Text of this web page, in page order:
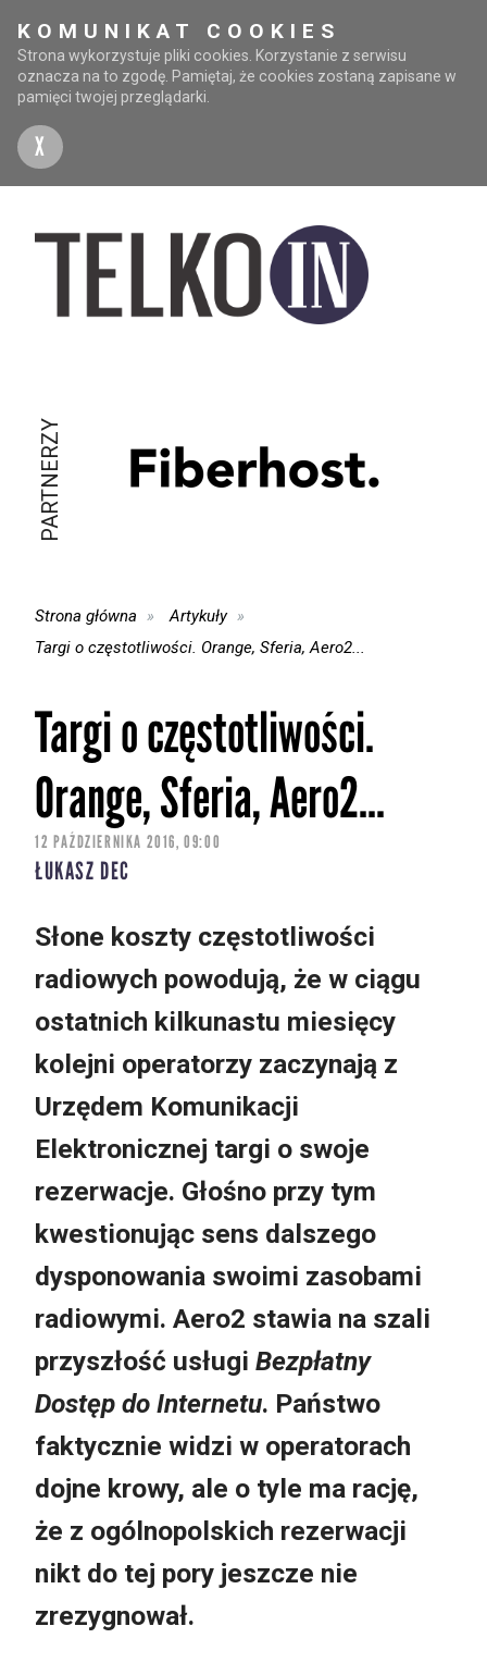
KOMUNIKAT COOKIES
Strona wykorzystuje pliki cookies. Korzystanie z serwisu
oznacza na to zgodę. Pamiętaj, że cookies zostaną zapisane w
pamięci twojej przeglądarki.
X
PARTNERZY
Strona główna
Artykuły
Targi o częstotliwości. Orange, Sferia, Aero2...
Targi o częstotliwości.
Orange, Sferia, Aero2...
12 PAŹDZIERNIKA 2016, 09:00
ŁUKASZ DEC
Słone koszty częstotliwości
radiowych powodują, że w ciągu
ostatnich kilkunastu miesięcy
kolejni operatorzy zaczynają z
Urzędem Komunikacji
Elektronicznej targi o swoje
rezerwacje. Głośno przy tym
kwestionując sens dalszego
dysponowania swoimi zasobami
radiowymi. Aero2 stawia na szali
przyszłość usługi Bezpłatny
Dostęp do Internetu. Państwo
faktycznie widzi w operatorach
dojne krowy, ale o tyle ma rację,
że z ogólnopolskich rezerwacji
nikt do tej pory jeszcze nie
zrezygnował.